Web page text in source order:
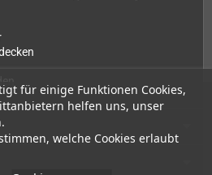
für einige Funktionen Cookies,
helfen uns, unser
welche Cookies erlaubt